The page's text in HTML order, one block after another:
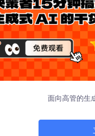
20:33:45 发布
呈指数级上升。测试团
统中，单个缺陷可能涉
用户路径下被多次提
面向高管的生